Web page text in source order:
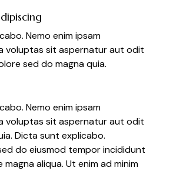
Nemo enim ipsam
voluptas sit aspernatur aut odit
sed do magna quia.
Nemo enim ipsam
voluptas sit aspernatur aut odit
Dicta sunt explicabo.
do eiusmod tempor incididunt
aliqua. Ut enim ad minim